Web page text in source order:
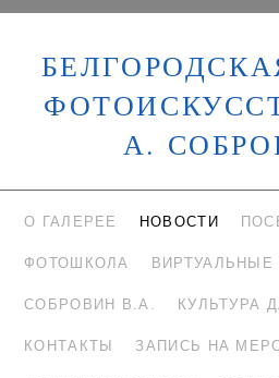
А.
О ГАЛЕРЕЕ НОВОСТИ
ФОТОШКОЛА ВИРТУАЛЬНЫЕ
СОБРОВИН В.А. КУЛЬТУРА
КОНТАКТЫ ЗАПИСЬ НА